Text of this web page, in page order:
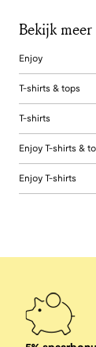
Bekijk meer
Enjoy
T-shirts & tops
T-shirts
Enjoy T-shirts &
Enjoy T-shirts